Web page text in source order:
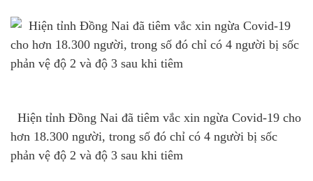
Hiện tỉnh Đồng Nai đã tiêm vắc xin ngừa Covid-19 cho
hơn 18.300 người, trong số đó chỉ có 4 người bị sốc
phản vệ độ 2 và độ 3 sau khi tiêm